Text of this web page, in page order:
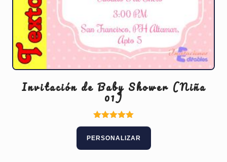
Invitación de Baby Shower (Niña
01)
Valorado
5.00
de 5
PERSONALIZAR